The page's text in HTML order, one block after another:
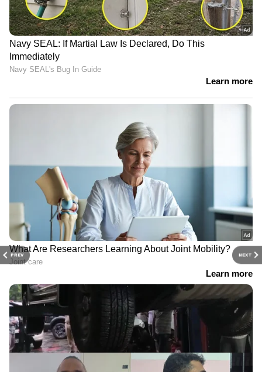
PREV NEXT